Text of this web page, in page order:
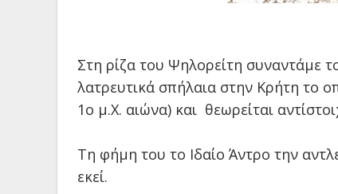
Στη ρίζα του Ψηλορείτη συναντάμε
λατρευτικά σπήλαια στην Κρήτη το
1ο μ.Χ. αιώνα) και θεωρείται
Τη φήμη του το Ιδαίο Άντρο την
εκεί.